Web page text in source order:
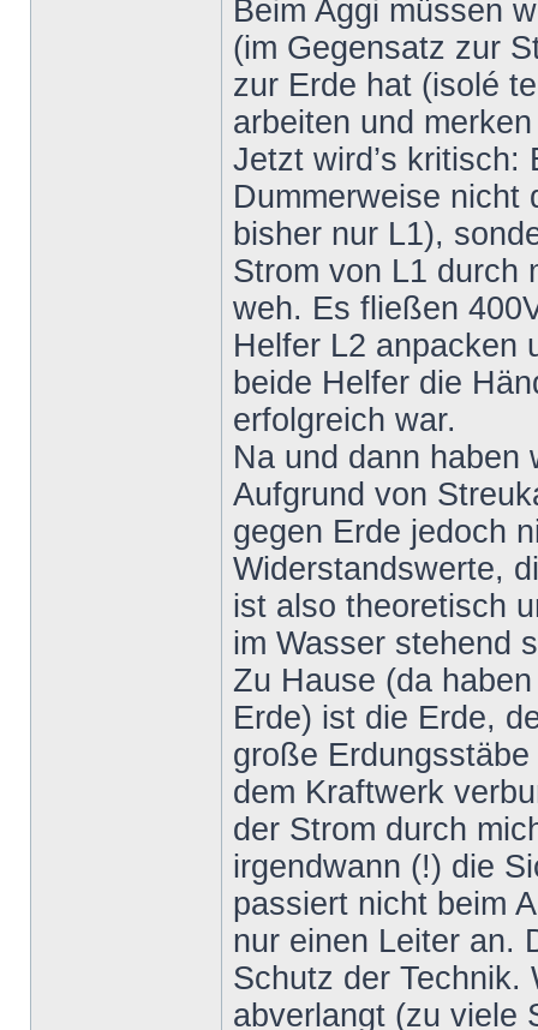
Beim Aggi müssen
(im Gegensatz zur
zur Erde hat (isolé
arbeiten und
Jetzt wird’s
Dummerweise nicht
bisher nur L1),
Strom von L1 durch
weh. Es fließen
Helfer L2 anpacken
beide Helfer die
erfolgreich war.
Na und dann haben
Aufgrund von
gegen Erde jedoch
Widerstandswerte,
ist also theoretisch
im Wasser stehend
Zu Hause (da
Erde) ist die Erde,
große
dem Kraftwerk
der Strom durch
irgendwann (!) die
passiert nicht beim
nur einen Leiter an.
Schutz der Technik.
abverlangt (zu viele